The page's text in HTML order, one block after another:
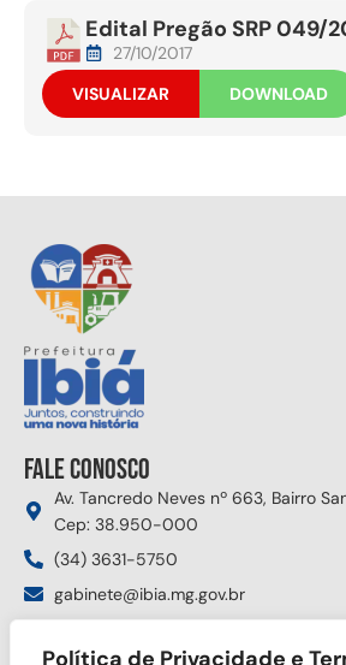
Política de Privacidade e
Edital Pregão SRP 049/
27/10/2017
VISUALIZAR
DOWNLOAD
Fale conosco
Av. Tancredo Neves nº 663, Bairro
Cep: 38.950-000
(34) 3631-5750
gabinete@ibia.mg.gov.br